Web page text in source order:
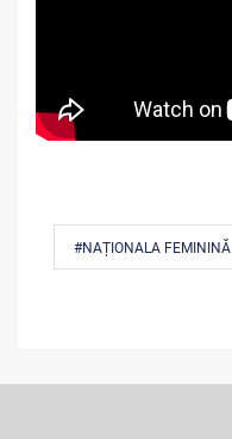
#NAȚIONALA FEMININĂ